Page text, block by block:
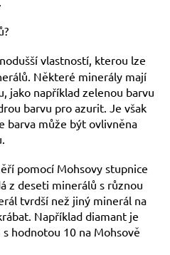
vlastností, kterou lze
Některé minerály mají
jako například zelenou barvu
barvu pro azurit. Je však
barva může být ovlivněna
pomocí Mohsovy stupnice
z deseti minerálů s různou
tvrdší než jiný minerál na
Například diamant je
hodnotou 10 na Mohsově